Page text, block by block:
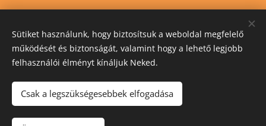
Cookies
Sprachen
Magyar
Deutsch
Sütiket használunk, hogy biztosítsuk a weboldal megfelelő
működését és biztonságát, valamint hogy a lehető legjobb
felhasználói élményt kínáljuk Neked.
Csak a legszükségesebbek elfogadása